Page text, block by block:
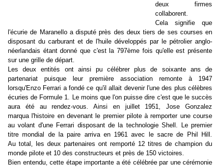
deux firmes
collaborent.
Cela signifie que
l'écurie de Maranello a disputé près des deux tiers de ses courses en
disposant du carburant et de l'huile développés par le pétrolier anglo-
néerlandais étant donné que c'est la 797ème fois qu'elle est présente
sur une grille de départ.
Les deux entités ont ainsi pu célébrer plus de soixante ans de
partenariat puisque leur première association remonte à 1947
lorsqu'Enzo Ferrari a fondé ce qu'il allait devenir l'une des plus célèbres
écuries de Formule 1. Le moins que l'on puisse dire c'est que le succès
aura été au rendez-vous. Ainsi en juillet 1951, Jose Gonzalez
marqua l'histoire en devenant le premier pilote à remporter une course
au volant d'une Ferrari disposant de la technologie Shell. Le premier
titre mondial de la paire arriva en 1961 avec le sacre de Phil Hill.
Au total, les deux partenaires ont remporté 12 titres de champion du
monde pilote et 10 des constructeurs et près de 150 victoires.
Bien entendu, cette étape importante a été célébrée par une cérémonie